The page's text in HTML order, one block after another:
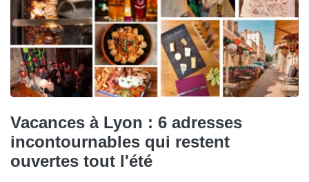
Vacances à Lyon : 6 adresses
incontournables qui restent
ouvertes tout l'été